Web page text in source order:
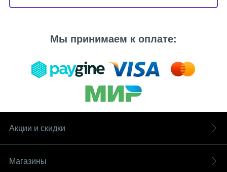
Мы принимаем к оплате:
Акции и скидки
Магазины